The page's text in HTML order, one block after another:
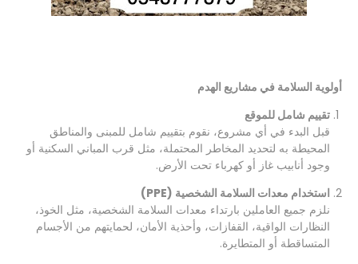
أولوية السلامة في مشاريع الهدم
تقييم شامل للموقع
قبل البدء في أي مشروع، نقوم بتقييم شامل للمبنى والمناطق
المحيطة به لتحديد المخاطر المحتملة، مثل قرب المباني السكنية أو
وجود أنابيب غاز أو كهرباء تحت الأرض.
استخدام معدات السلامة الشخصية (PPE)
نلزم جميع العاملين بارتداء معدات السلامة الشخصية، مثل الخوذ،
النظارات الواقية، القفازات، وأحذية الأمان، لحمايتهم من الأجسام
المتساقطة أو المتطايرة.